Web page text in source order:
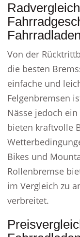
Von der
die besten
einfache und
Felgenbremsen
Nässe jedoch
bieten kraftvolle
Bikes und
Rollenbremse
im Vergleich zu
verbreitet.